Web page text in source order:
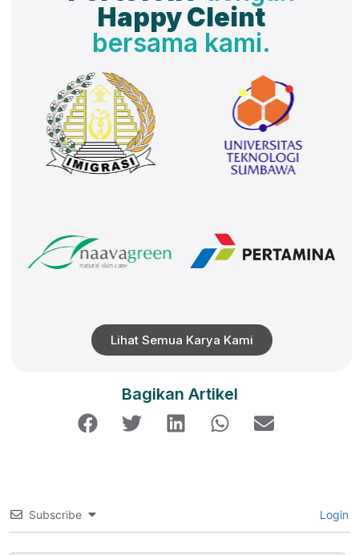
Happy Cleint
bersama kami.
Lihat Semua Karya Kami
Bagikan Artikel
Subscribe Login